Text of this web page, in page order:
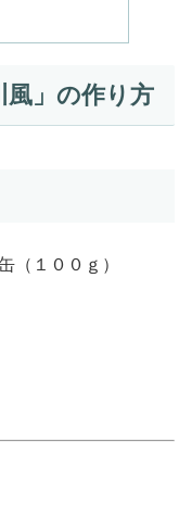
風」の作り方
（１００ｇ）